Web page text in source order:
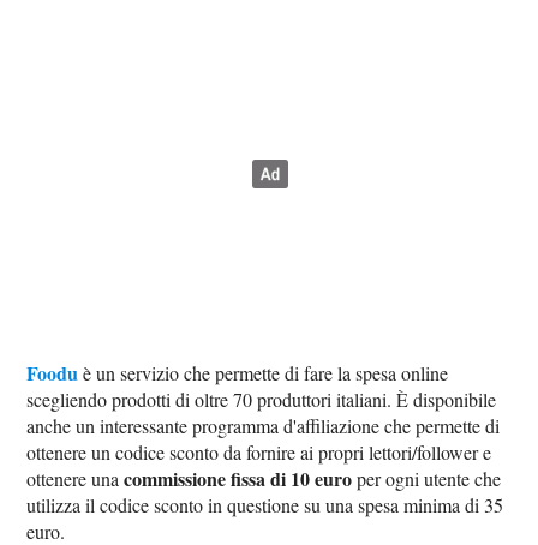
Fooduè un servizio che permette di fare la spesa online
scegliendo prodotti di oltre 70 produttori italiani. È disponibile
anche un interessante programma d'affiliazione che permette di
ottenere un codice sconto da fornire ai propri lettori/follower e
ottenere unacommissione fissa di 10 europer ogni utente che
utilizza il codice sconto in questione su una spesa minima di 35
euro.